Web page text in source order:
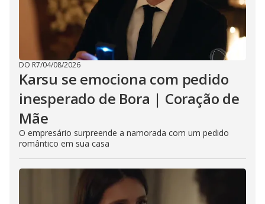
DO R7/04/08/2026
Karsu se emociona com pedido
inesperado de Bora | Coração de
Mãe
O empresário surpreende a namorada com um pedido
romântico em sua casa